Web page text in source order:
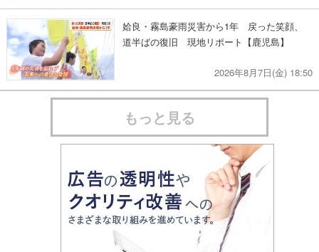
姶良・霧島豪雨災害から1年 戻った笑顔、
道半ばの復旧 現地リポート【鹿児島】
2026年8月7日(金) 18:50
もっと見る